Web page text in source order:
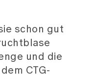
schon gut
und die
CTG-